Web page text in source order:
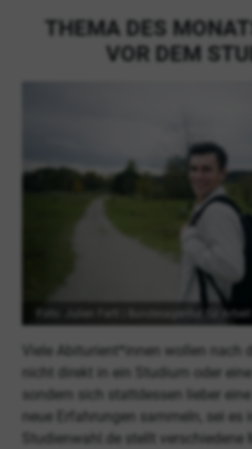
THEMA DES
VOR DEM
Foto: Julien Fertl | Bundesagentur für Arbeit
Viele Abiturient*innen wollen nach
nicht direkt in ein Studium oder
sondern sich stattdessen lieber
neue Erfahrungen sammeln, sei es
Studienwahl.de stellt verschiedene